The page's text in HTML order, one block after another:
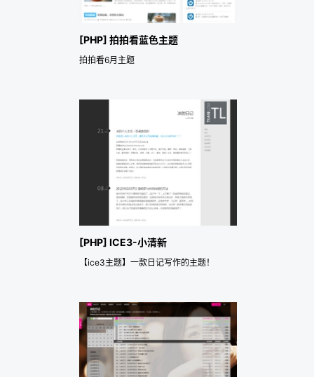
[PHP] 拍拍看蓝色主题
拍拍看6月主题
[PHP] ICE3-小清新
【ice3主题】一款日记写作的主题！